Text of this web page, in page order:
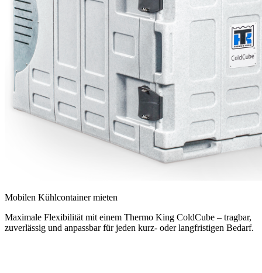
Mobilen Kühlcontainer mieten
Maximale Flexibilität mit einem Thermo King ColdCube – tragbar,
zuverlässig und anpassbar für jeden kurz- oder langfristigen Bedarf.